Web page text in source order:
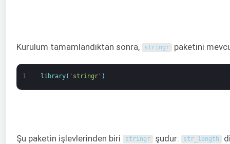
Kurulum tamamlandıktan sonra, stringr paketini
1 library( 'stringr' )
Şu paketin işlevlerinden biri stringr şudur: str_length